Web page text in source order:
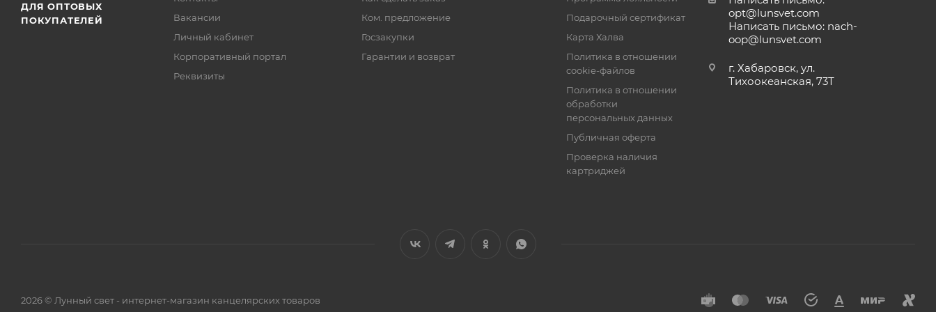
ДЛЯ ОПТОВЫХ
ПОКУПАТЕЛЕЙ
Вакансии
Личный кабинет
Корпоративный портал
Реквизиты
Ком. предложение
Госзакупки
Гарантии и возврат
Подарочный сертификат
Карта Халва
Политика в отношении
cookie-файлов
Политика в отношении
обработки
персональных данных
Публичная оферта
Проверка наличия
картриджей
opt@lunsvet.com
Написать письмо: nach-
oop@lunsvet.com
г. Хабаровск, ул.
Тихоокеанская, 73Т
2026 © Лунный свет - интернет-магазин канцелярских товаров